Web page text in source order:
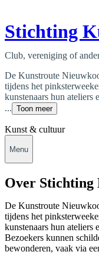
Stichting
Club, vereniging of
De Kunstroute
tijdens het
kunstenaars hun ateliers
... Toon meer
Kunst & cultuur
Menu
Over Stichting
De Kunstroute
tijdens het
kunstenaars hun ateliers
Bezoekers kunnen
bewonderen, vaak via